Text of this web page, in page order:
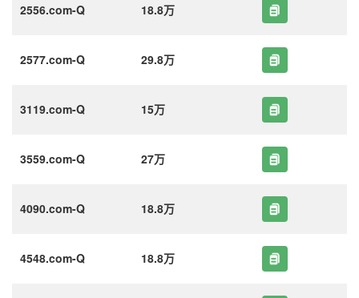
2556.com-Q 18.8万
2577.com-Q 29.8万
3119.com-Q 15万
3559.com-Q 27万
4090.com-Q 18.8万
4548.com-Q 18.8万